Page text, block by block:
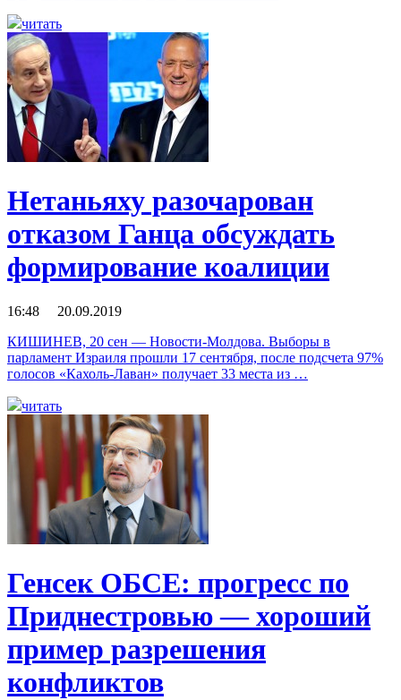
читать
Нетаньяху разочарован
отказом Ганца обсуждать
формирование коалиции
16:48 20.09.2019
КИШИНЕВ, 20 сен — Новости-Молдова. Выборы в
парламент Израиля прошли 17 сентября, после подсчета 97%
голосов «Кахоль-Лаван» получает 33 места из …
читать
Генсек ОБСЕ: прогресс по
Приднестровью — хороший
пример разрешения
конфликтов